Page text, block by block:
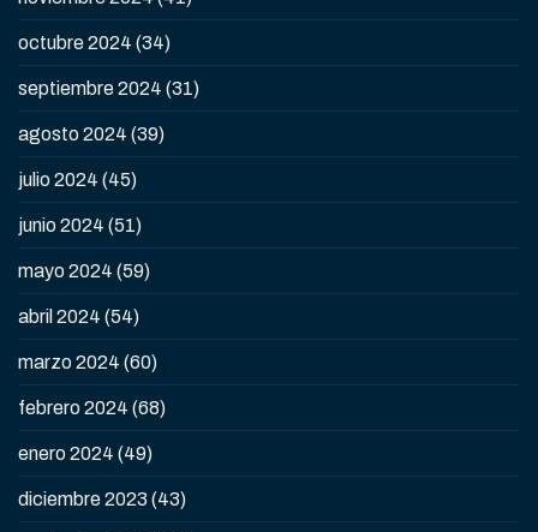
octubre 2024 (34)
septiembre 2024 (31)
agosto 2024 (39)
julio 2024 (45)
junio 2024 (51)
mayo 2024 (59)
abril 2024 (54)
marzo 2024 (60)
febrero 2024 (68)
enero 2024 (49)
diciembre 2023 (43)